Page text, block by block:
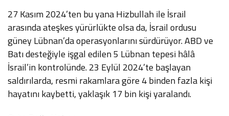
27 Kasım 2024’ten bu yana Hizbullah ile İsrail
arasında ateşkes yürürlükte olsa da, İsrail ordusu
güney Lübnan’da operasyonlarını sürdürüyor. ABD ve
Batı desteğiyle işgal edilen 5 Lübnan tepesi hâlâ
İsrail’in kontrolünde. 23 Eylül 2024’te başlayan
saldırılarda, resmi rakamlara göre 4 binden fazla kişi
hayatını kaybetti, yaklaşık 17 bin kişi yaralandı.